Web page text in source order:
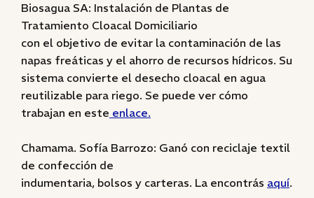
Biosagua SA: Instalación de Plantas de
Tratamiento Cloacal Domiciliario
con el objetivo de evitar la contaminación de las
napas freáticas y el ahorro de recursos hídricos. Su
sistema convierte el desecho cloacal en agua
reutilizable para riego. Se puede ver cómo
trabajan en este enlace.
Chamama. Sofía Barrozo: Ganó con reciclaje textil
de confección de
indumentaria, bolsos y carteras. La encontrás aquí.